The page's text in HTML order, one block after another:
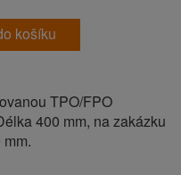
košíku
TPO/FPO
400 mm, na zakázku